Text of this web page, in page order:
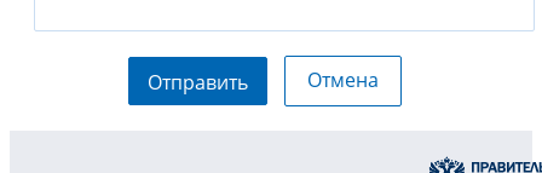
Отправить Отмена